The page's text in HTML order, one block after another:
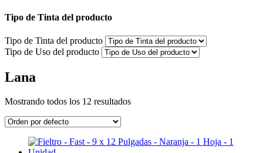
Tipo de Tinta del producto
Tipo de Tinta del producto
Tipo de Uso del producto
Lana
Mostrando todos los 12 resultados